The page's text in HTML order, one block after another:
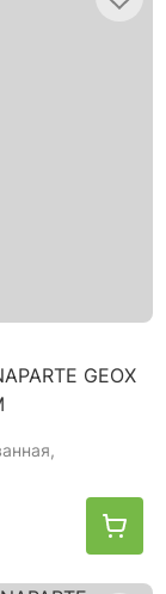
GEOX